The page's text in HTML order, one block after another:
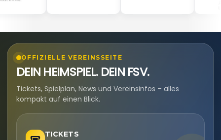
OFFIZIELLE VEREINSSEITE
DEIN HEIMSPIEL. DEIN FSV.
Tickets, Spielplan, News und Vereinsinfos – alles
kompakt auf einen Blick.
TICKETS